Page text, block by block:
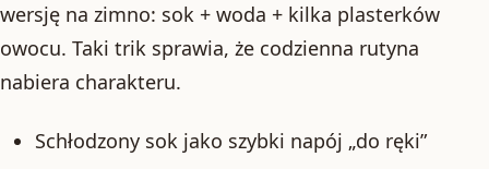
wersję na zimno: sok + woda + kilka plasterków
owocu. Taki trik sprawia, że codzienna rutyna
nabiera charakteru.
Schłodzony sok jako szybki napój „do ręki”